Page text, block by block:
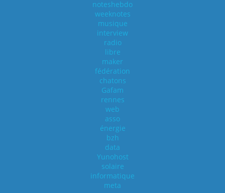
noteshebdo
weeknotes
musique
interview
radio
libre
maker
fédération
chatons
Gafam
rennes
web
asso
énergie
bzh
data
Yunohost
solaire
informatique
meta